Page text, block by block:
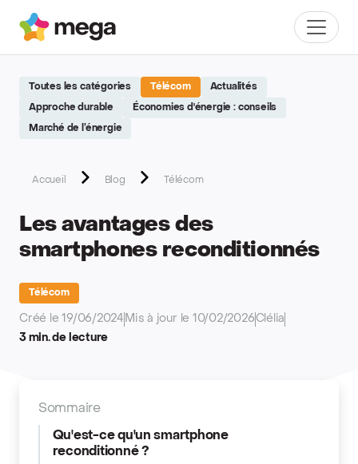
Mega Menu
Toutes les catégories Télécom Actualités
Approche durable Économies d'énergie : conseils
Marché de l’énergie
Accueil Blog Télécom
Les avantages des
smartphones reconditionnés
Télécom
Créé le 19/06/2024 Mis à jour le 10/02/2026Clélia
3 min. de lecture
Sommaire
Qu'est-ce qu'un smartphone
reconditionné ?
Site réalisé par Softedge studio - https://softedge.be